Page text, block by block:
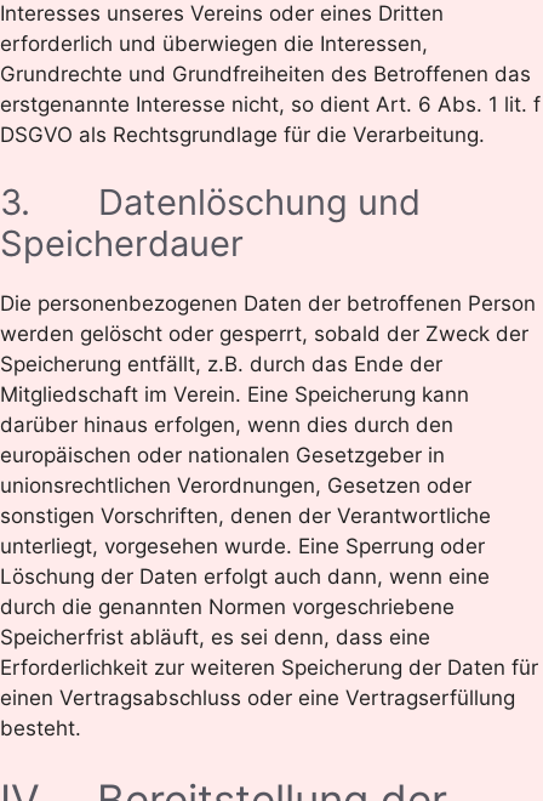
Interesses unseres Vereins oder eines Dritten
erforderlich und überwiegen die Interessen,
Grundrechte und Grundfreiheiten des Betroffenen das
erstgenannte Interesse nicht, so dient Art. 6 Abs. 1 lit. f
DSGVO als Rechtsgrundlage für die Verarbeitung.
3. Datenlöschung und
Speicherdauer
Die personenbezogenen Daten der betroffenen Person
werden gelöscht oder gesperrt, sobald der Zweck der
Speicherung entfällt, z.B. durch das Ende der
Mitgliedschaft im Verein. Eine Speicherung kann
darüber hinaus erfolgen, wenn dies durch den
europäischen oder nationalen Gesetzgeber in
unionsrechtlichen Verordnungen, Gesetzen oder
sonstigen Vorschriften, denen der Verantwortliche
unterliegt, vorgesehen wurde. Eine Sperrung oder
Löschung der Daten erfolgt auch dann, wenn eine
durch die genannten Normen vorgeschriebene
Speicherfrist abläuft, es sei denn, dass eine
Erforderlichkeit zur weiteren Speicherung der Daten für
einen Vertragsabschluss oder eine Vertragserfüllung
besteht.